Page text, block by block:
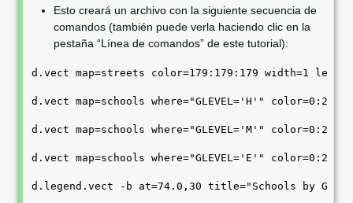
Esto creará un archivo con la siguiente secuencia de
comandos (también puede verla haciendo clic en la
pestaña “Línea de comandos” de este tutorial):
d.vect map=streets color=179:179:179 width=1
d.vect map=schools where="GLEVEL='H'"
d.vect map=schools where="GLEVEL='M'"
d.vect map=schools where="GLEVEL='E'"
d.legend.vect -b at=74.0,30 title="Schools by